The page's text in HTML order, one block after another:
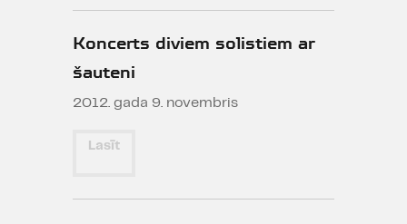
Koncerts diviem solistiem ar
šauteni
2012. gada 9. novembris
Lasīt